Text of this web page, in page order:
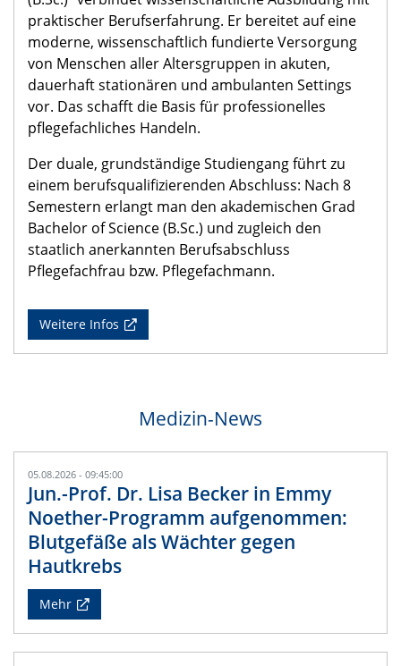
praktischer Berufserfahrung. Er bereitet auf eine
moderne, wissenschaftlich fundierte Versorgung
von Menschen aller Altersgruppen in akuten,
dauerhaft stationären und ambulanten Settings
vor. Das schafft die Basis für professionelles
pflegefachliches Handeln.
Der duale, grundständige Studiengang führt zu
einem berufsqualifizierenden Abschluss: Nach 8
Semestern erlangt man den akademischen Grad
Bachelor of Science (B.Sc.) und zugleich den
staatlich anerkannten Berufsabschluss
Pflegefachfrau bzw. Pflegefachmann.
Weitere Infos
Medizin-News
05.08.2026 - 09:45:00
Jun.-Prof. Dr. Lisa Becker in Emmy
Noether-Programm aufgenommen:
Blutgefäße als Wächter gegen
Hautkrebs
Mehr